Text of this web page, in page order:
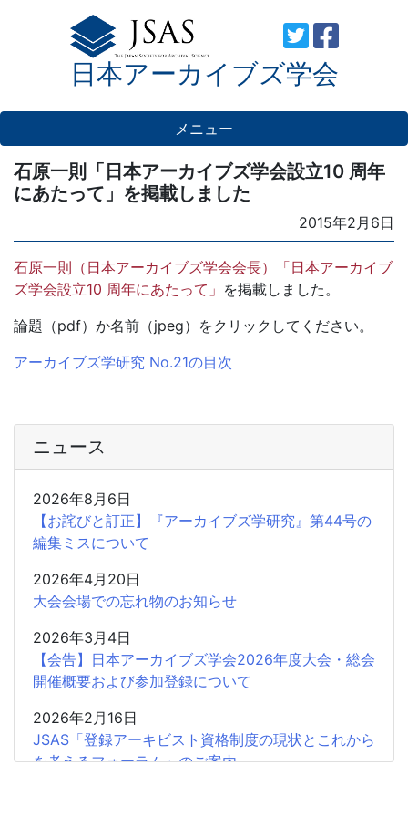
日本アーカイブズ学会
メニュー
石原一則「日本アーカイブズ学会設立10 周年
にあたって」を掲載しました
Posted
on
2015年2月6日
石原一則（日本アーカイブズ学会会長）「日本アーカイブ
ズ学会設立10 周年にあたって」 を掲載しました。
論題（pdf）か名前（jpeg）をクリックしてください。
アーカイブズ学研究 No.21の目次
ニュース
2026年8月6日
【お詫びと訂正】『アーカイブズ学研究』第44号の
編集ミスについて
2026年4月20日
大会会場での忘れ物のお知らせ
2026年3月4日
【会告】日本アーカイブズ学会2026年度大会・総会
開催概要および参加登録について
2026年2月16日
JSAS「登録アーキビスト資格制度の現状とこれから
を考えるフォーラム」のご案内